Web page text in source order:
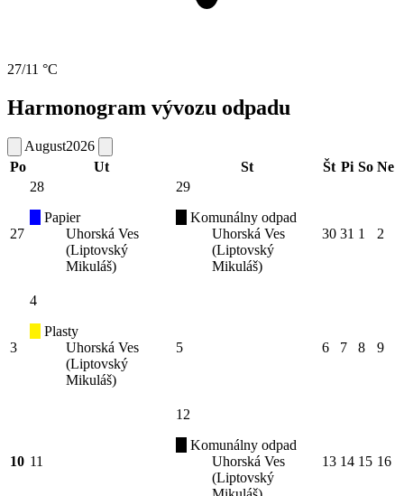
27/11 °C
Harmonogram vývozu odpadu
August2026
Po
Ut St Št Pi So Ne
27
28
Papier
Uhorská Ves
(Liptovský
Mikuláš)
29
Komunálny odpad
Uhorská Ves
(Liptovský
Mikuláš)
30 31 1 2
3
4
Plasty
Uhorská Ves
(Liptovský
Mikuláš)
5 6 7 8 9
10 11
12
Komunálny odpad
Uhorská Ves
(Liptovský
13 14 15 16